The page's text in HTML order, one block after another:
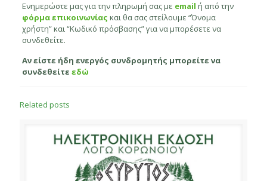
Ενημερώστε μας για την πληρωμή σας με email ή από την
φόρμα επικοινωνίας και θα σας στείλουμε “Όνομα
χρήστη” και “Kωδικό πρόσβασης” για να μπορέσετε να
συνδεθείτε.
Αν είστε ήδη ενεργός συνδρομητής μπορείτε να
συνδεθείτε εδώ
Related posts